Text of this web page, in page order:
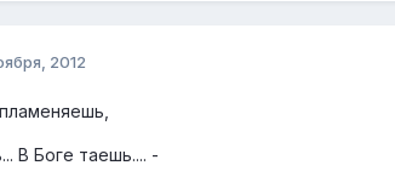
2012
В Боге таешь.... -